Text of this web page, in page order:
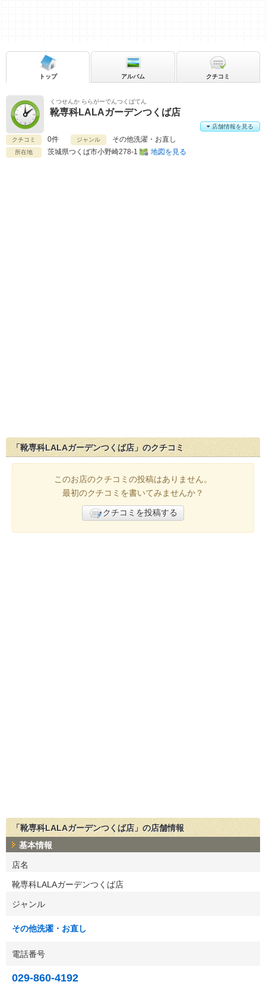
くつせんか ららがーでんつくばてん
靴専科LALAガーデンつくば店
クチコミ 0件 ジャンル その他洗濯・お直し
所在地 茨城県つくば市小野崎278-1 地図を見る
店舗情報を見る
トップ アルバム クチコミ
「靴専科LALAガーデンつくば店」のクチコミ
このお店のクチコミの投稿はありません。
最初のクチコミを書いてみませんか？
クチコミを投稿する
「靴専科LALAガーデンつくば店」の店舗情報
基本情報
店名
靴専科LALAガーデンつくば店
ジャンル
その他洗濯・お直し
電話番号
029-860-4192